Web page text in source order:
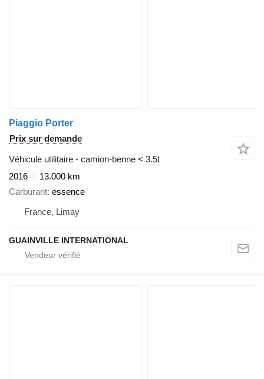
Piaggio Porter
Prix sur demande
Véhicule utilitaire - camion-benne < 3.5t
2016
13.000 km
Carburant essence
France, Limay
GUAINVILLE INTERNATIONAL